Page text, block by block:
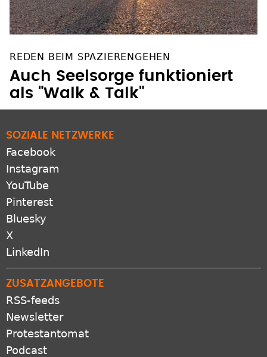
REDEN BEIM SPAZIERENGEHEN
Auch Seelsorge funktioniert
als "Walk & Talk"
SOZIALE NETZWERKE
Facebook
Instagram
YouTube
Pinterest
Bluesky
X
LinkedIn
ZUSATZANGEBOTE
RSS-feeds
Newsletter
Protestantomat
Podcast